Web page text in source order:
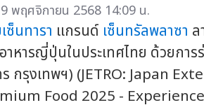
พฤศจิกายน 2568 14:09 น.
ซ็นทารา แกรนด์ เซ็นทรัลพลาซา
าหารญี่ปุ่นในประเทศไทย ด้วยกา
กรุงเทพฯ) (JETRO: Japan
Food 2025 -